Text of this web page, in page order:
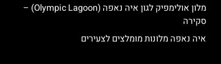
מלון אולימפיק לגון איה נאפה (Olympic Lagoon) –
סקירה
איה נאפה מלונות מומלצים לצעירים